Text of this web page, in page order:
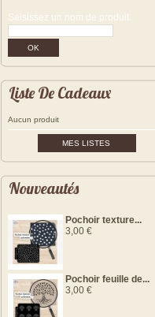
Saisissez un nom de produit
Liste De Cadeaux
Aucun produit
MES LISTES
Nouveautés
Pochoir texture...
3,00 €
Pochoir feuille de...
3,00 €